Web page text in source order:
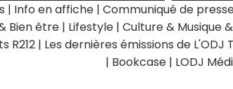
| Info en affiche | Communiqué de
Bien être | Lifestyle | Culture & Musique
R212 | Les dernières émissions de L'ODJ
| Bookcase | LODJ